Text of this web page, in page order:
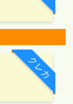
クレカ